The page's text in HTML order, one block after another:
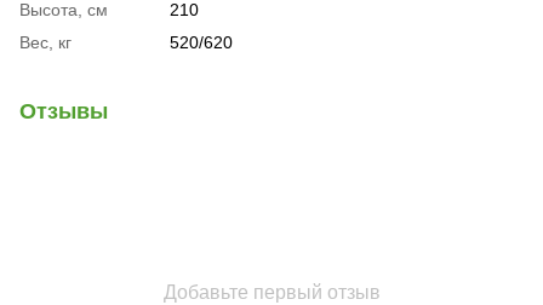
Высота, см
210
Вес, кг
520/620
Отзывы
Добавьте первый отзыв